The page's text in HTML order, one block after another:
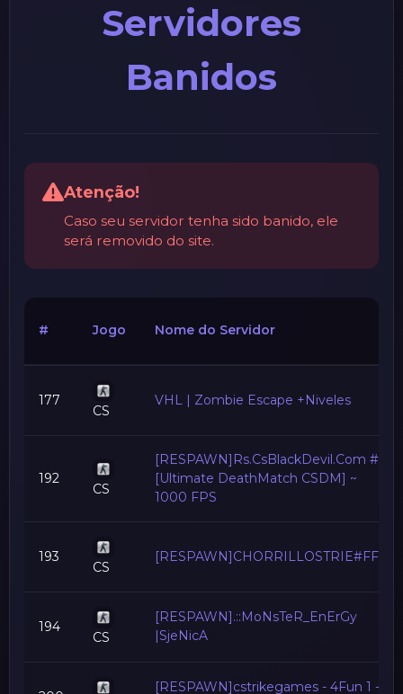
Servidores
Banidos
Atenção!
Caso seu servidor tenha sido banido, ele
será removido do site.
# Jogo Nome do Servidor
177
CS
VHL | Zombie Escape +Niveles
192
CS
[RESPAWN]Rs.CsBlackDevil.Com #
[Ultimate DeathMatch CSDM] ~
1000 FPS
193
CS
[RESPAWN]CHORRILLOSTRIE#FFA
194
CS
[RESPAWN].::MoNsTeR_EnErGy
|SjeNicA
[RESPAWN]cstrikegames - 4Fun 1 -